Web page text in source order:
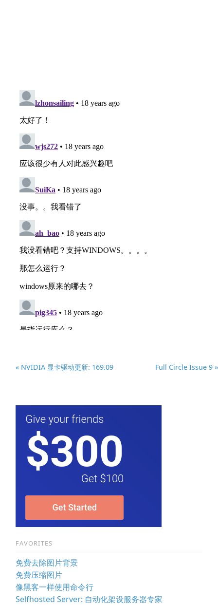
« NVIDIA 显卡驱动更新: 169.09 Full Circle Issue 9 »
FAVORITES
免费去除图片背景
免费压缩图片
像黑客一样使用命令行
Selfhosted Server: 自动化架设服务器专家